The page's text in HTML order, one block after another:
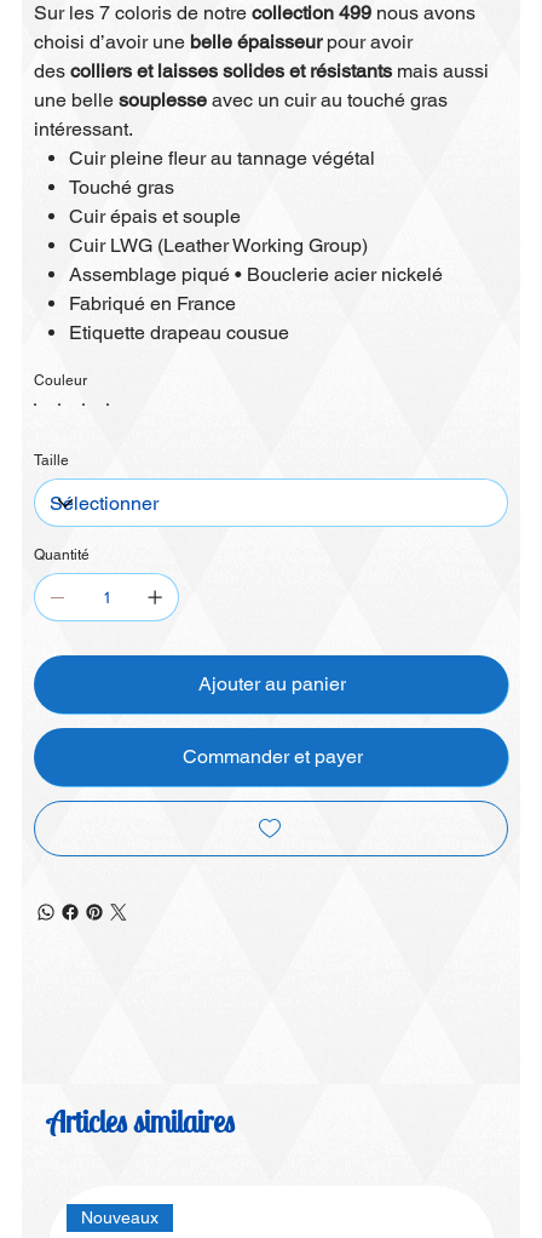
Sur les 7 coloris de notrecollection 499 nous avons
choisi d’avoir une belle épaisseurpour avoir
descolliers et laisses solides et résistants mais aussi
une bellesouplesse avec un cuir au touché gras
intéressant.
Cuir pleine fleur au tannage végétal
Touché gras
Cuir épais et souple
Cuir LWG (Leather Working Group)
Assemblage piqué • Bouclerie acier nickelé
Fabriqué en France
Etiquette drapeau cousue
Couleur
Taille
Quantité
Ajouter au panier
Commander et payer
Articles similaires
Nouveaux